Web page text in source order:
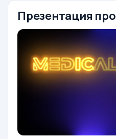
Презентация